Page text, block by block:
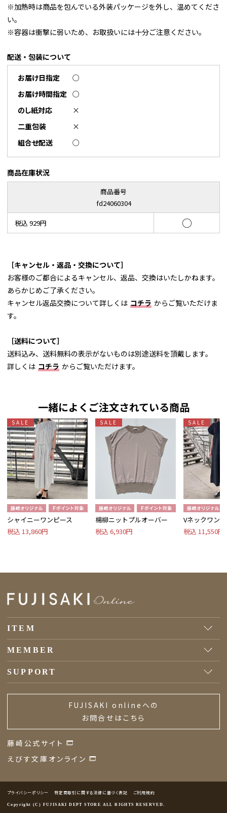
※加熱時は商品を包んでいる外装パッケージを外し、温めてくださ
い。
※容器は衝撃に弱いため、お取扱いには十分ご注意ください。
配送・包装について
お届け日指定
○
お届け時間指定 ○
のし紙対応
×
二重包装
×
組合せ配送
○
商品在庫状況
商品番号
fd24060304
税込 929円 ○
［キャンセル・返品・交換について］
お客様のご都合によるキャンセル、返品、交換はいたしかねます。
あらかじめご了承ください。
キャンセル返品交換について詳しくは コチラ からご覧いただけま
す。
［送料について］
送料込み、送料無料の表示がないものは別途送料を頂戴します。
詳しくは コチラ からご覧いただけます。
一緒によくご注文されている商品
SALE
シャイニーワンピース
税込 13,860円
SALE
楊柳ニットプルオーバー
税込 6,930円
SALE
Vネックワン
税込 11,550円
ITEM
MEMBER
SUPPORT
FUJISAKI onlineへの
お問合せはこちら
藤崎公式サイト
えびす文庫オンライン
プライバシーポリシー 特定商取引に関する法律に基づく表記 ご利用規約
Copyright (C) FUJISAKI DEPT STORE ALL RIGHTS RESERVED.